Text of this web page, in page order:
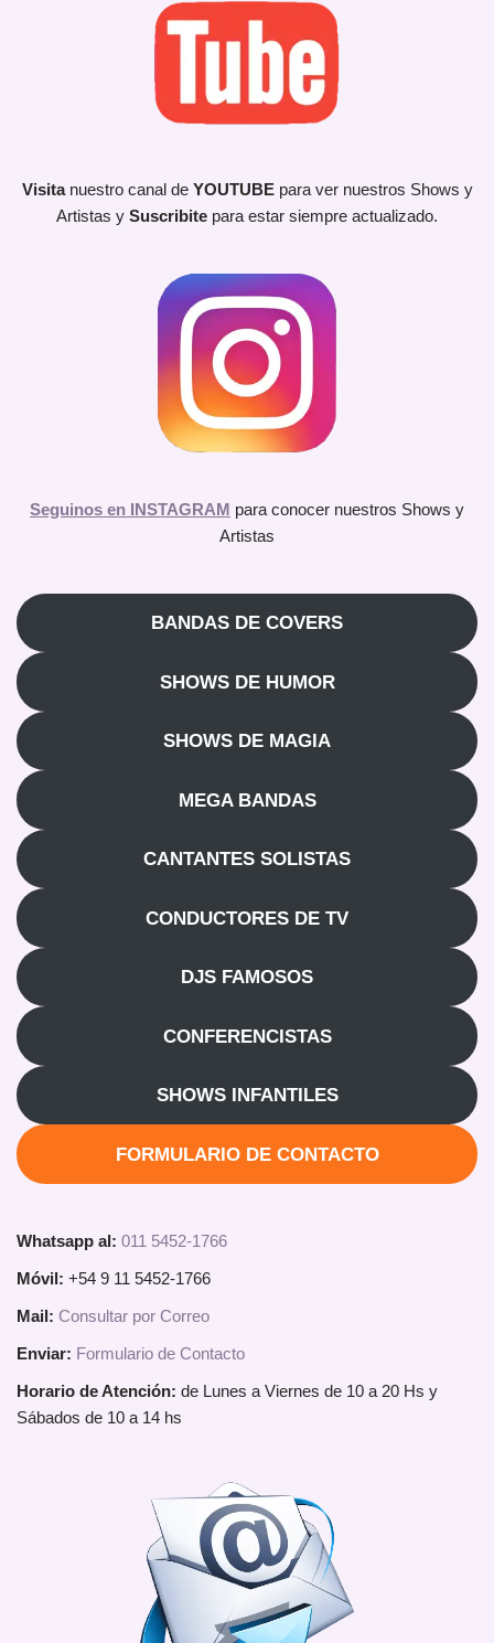
Visita nuestro canal de YOUTUBEpara ver nuestros Shows y
Artistas y Suscribite para estar siempre actualizado.
Seguinos en INSTAGRAM para conocer nuestros Shows y
Artistas
BANDAS DE COVERS
SHOWS DE HUMOR
SHOWS DE MAGIA
MEGA BANDAS
CANTANTES SOLISTAS
CONDUCTORES DE TV
DJS FAMOSOS
CONFERENCISTAS
SHOWS INFANTILES
FORMULARIO DE CONTACTO
Whatsapp al: 011 5452-1766
Móvil: +54 9 11 5452-1766
Mail: Consultar por Correo
Enviar: Formulario de Contacto
Horario de Atención: de Lunes a Viernes de 10 a 20 Hs y
Sábados de 10 a 14 hs